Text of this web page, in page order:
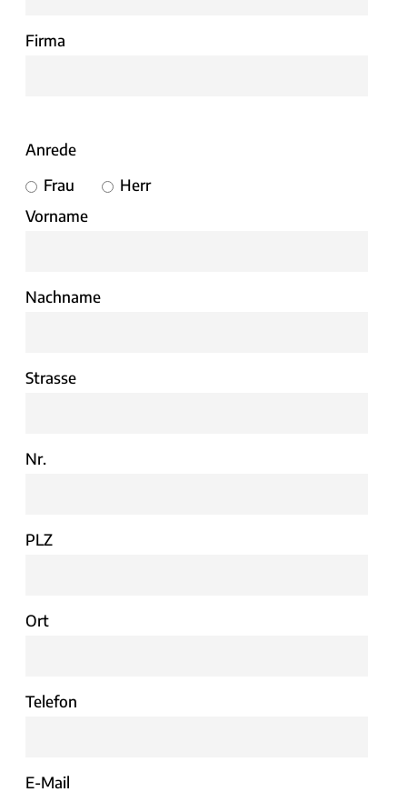
Firma
Anrede
Frau
Herr
Vorname
Nachname
Strasse
Nr.
PLZ
Ort
Telefon
E-Mail